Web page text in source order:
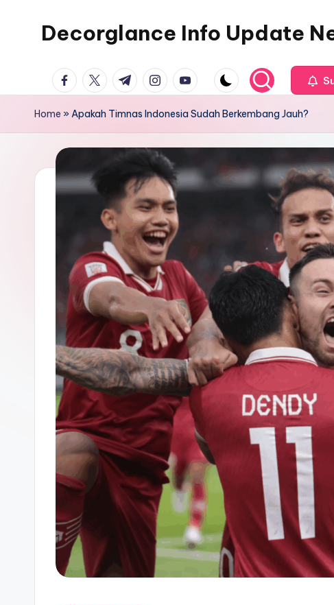
Decorglance Info Update
adalah
sebuah
portal
olahraga
terupdate.
facebook.com
twitter.com
t.me instagram.com
youtube.com
Home »Apakah Timnas Indonesia Sudah Berkembang Jauh?